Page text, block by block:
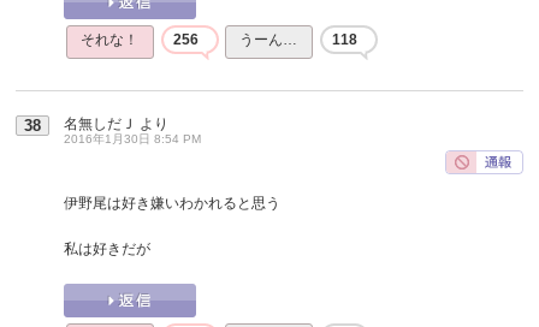
それな！ 256 うーん… 118
38 名無しだＪ より
2016年1月30日 8:54 PM
伊野尾は好き嫌いわかれると思う
私は好きだが